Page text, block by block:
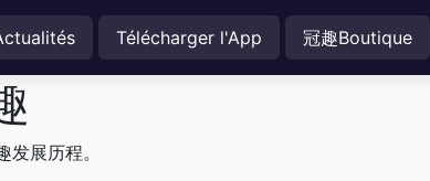
Télécharger l'App 冠趣Boutique
展历程。